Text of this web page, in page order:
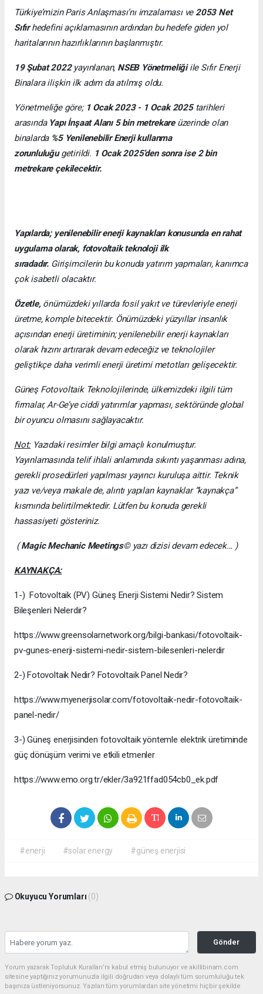
Türkiye’mizin Paris Anlaşması’nı imzalaması ve2053 Net
Sıfırhedefini açıklamasının ardından bu hedefe giden yol
haritalarının hazırlıklarının başlanmıştır.
19 Şubat 2022 yayınlanan, NSEB Yönetmeliğiile Sıfır Enerji
Binalara ilişkin ilk adım da atılmış oldu.
Yönetmeliğe göre; 1 Ocak 2023 - 1 Ocak 2025 tarihleri
arasında Yapı İnşaat Alanı 5 bin metrekare üzerinde olan
binalarda%5 Yenilenebilir Enerji kullanma
zorunluluğugetirildi. 1 Ocak 2025’den sonra ise 2 bin
metrekare çekilecektir.
Yapılarda; yenilenebilir enerji kaynakları konusunda en rahat
uygulama olarak, fotovoltaik teknoloji ilk
sıradadır. Girişimcilerin bu konuda yatırım yapmaları, kanımca
çok isabetli olacaktır.
Özetle,önümüzdeki yıllarda fosil yakıt ve türevleriyle enerji
üretme, komple bitecektir. Önümüzdeki yüzyıllar insanlık
açısından enerji üretiminin; yenilenebilir enerji kaynakları
olarak hızını artırarak devam edeceğiz ve teknolojiler
geliştikçe daha verimli enerji üretimi metotları gelişecektir.
Güneş Fotovoltaik Teknolojilerinde, ülkemizdeki ilgili tüm
firmalar, Ar-Ge’ye ciddi yatırımlar yapması, sektöründe global
bir oyuncu olmasını sağlayacaktır.
Not:Yazıdaki resimler bilgi amaçlı konulmuştur.
Yayınlamasında telif ihlali anlamında sıkıntı yaşanması adına,
gerekli prosedürleri yapılması yayıncı kuruluşa aittir. Teknik
yazı ve/veya makale de, alıntı yapılan kaynaklar “kaynakça”
kısmında belirtilmektedir. Lütfen bu konuda gerekli
hassasiyeti gösteriniz.
(Magic Mechanic Meetings© yazı dizisi devam edecek… )
KAYNAKÇA:
1-) Fotovoltaik (PV) Güneş Enerji Sistemi Nedir? Sistem
Bileşenleri Nelerdir?
https://www.greensolarnetwork.org/bilgi-bankasi/fotovoltaik-
pv-gunes-enerji-sistemi-nedir-sistem-bilesenleri-nelerdir
2-) Fotovoltaik Nedir? Fotovoltaik Panel Nedir?
https://www.myenerjisolar.com/fotovoltaik-nedir-fotovoltaik-
panel-nedir/
3-) Güneş enerjisinden fotovoltaik yöntemle elektrik üretiminde
güç dönüşüm verimi ve etkili etmenler
https://www.emo.org.tr/ekler/3a921ffad054cb0_ek.pdf
#enerji #solar energy #güneş enerjisi
Okuyucu Yorumları (0)
Gönder
Yorum yazarak Topluluk Kuralları’nı kabul etmiş bulunuyor ve akillibinam.com
sitesine yaptığınız yorumunuzla ilgili doğrudan veya dolaylı tüm sorumluluğu tek
başınıza üstleniyorsunuz. Yazılan tüm yorumlardan site yönetimi hiçbir şekilde